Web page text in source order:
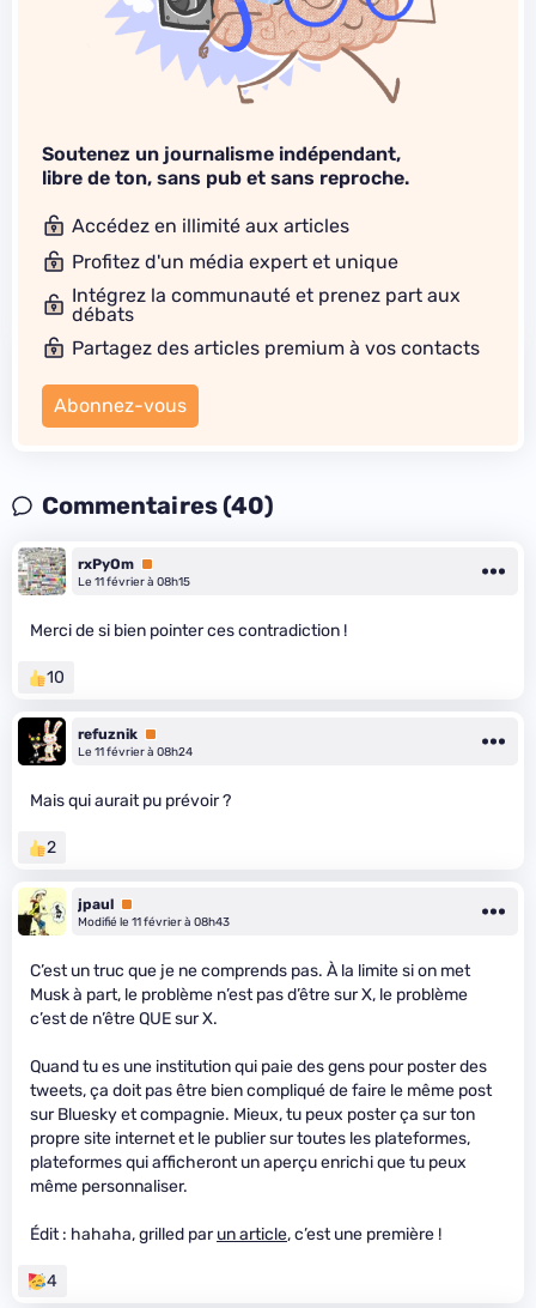
Soutenez un journalisme indépendant,
libre de ton, sans pub et sans reproche.
Accédez en illimité aux articles
Profitez d'un média expert et unique
Intégrez la communauté et prenez part aux
débats
Partagez des articles premium à vos contacts
Abonnez-vous
Commentaires (40)
rxPyOm Premium
Le 11 février à 08h15
Merci de si bien pointer ces contradiction !
10
refuznik Premium
Le 11 février à 08h24
Mais qui aurait pu prévoir ?
2
jpaul Premium
Modifié le 11 février à 08h43
C’est un truc que je ne comprends pas. À la limite si on met
Musk à part, le problème n’est pas d’être sur X, le problème
c’est de n’être QUE sur X.
Quand tu es une institution qui paie des gens pour poster des
tweets, ça doit pas être bien compliqué de faire le même post
sur Bluesky et compagnie. Mieux, tu peux poster ça sur ton
propre site internet et le publier sur toutes les plateformes,
plateformes qui afficheront un aperçu enrichi que tu peux
même personnaliser.
Édit : hahaha, grilled parun article, c’est une première !
4